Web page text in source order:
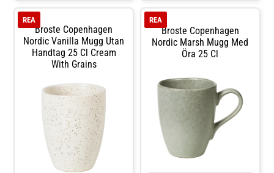
Broste Copenhagen
Nordic Vanilla Mugg Utan
Handtag 25 Cl Cream
With Grains
REA
Broste Copenhagen
Nordic Marsh Mugg Med
Öra 25 Cl
REA